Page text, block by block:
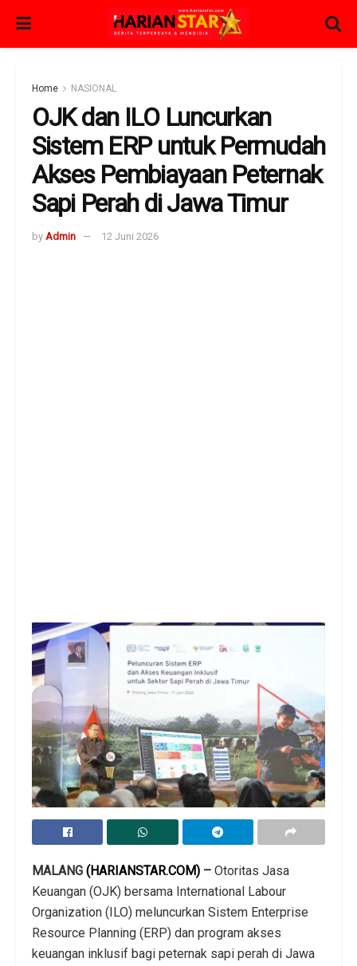
Home NASIONAL
OJK dan ILO Luncurkan
Sistem ERP untuk Permudah
Akses Pembiayaan Peternak
Sapi Perah di Jawa Timur
by Admin 12 Juni 2026
MALANG (HARIANSTAR.COM) – Otoritas Jasa
Keuangan (OJK) bersama International Labour
Organization (ILO) meluncurkan Sistem Enterprise
Resource Planning (ERP) dan program akses
keuangan inklusif bagi peternak sapi perah di Jawa